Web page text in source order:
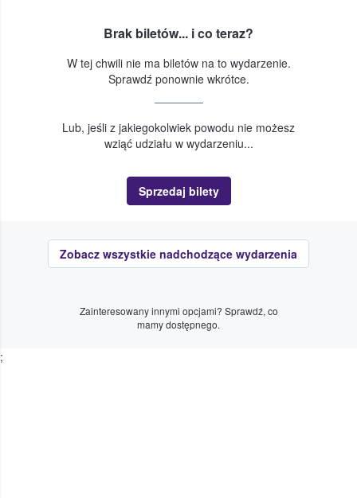
Brak biletów... i co teraz?
W tej chwili nie ma biletów na to wydarzenie.
Sprawdź ponownie wkrótce.
Lub, jeśli z jakiegokolwiek powodu nie możesz
wziąć udziału w wydarzeniu...
Sprzedaj bilety
Zobacz wszystkie nadchodzące wydarzenia
Zainteresowany innymi opcjami? Sprawdź, co
mamy dostępnego.
;